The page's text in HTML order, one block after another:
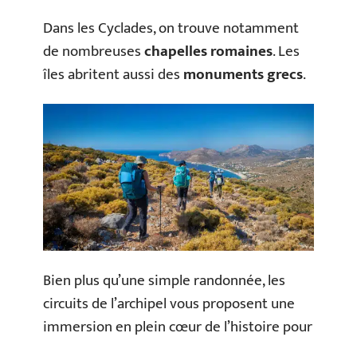
Dans les Cyclades, on trouve notamment
de nombreuseschapelles romaines. Les
îles abritent aussi desmonuments grecs.
Bien plus qu’une simple randonnée, les
circuits de l’archipel vous proposent une
immersion en plein cœur de l’histoire pour